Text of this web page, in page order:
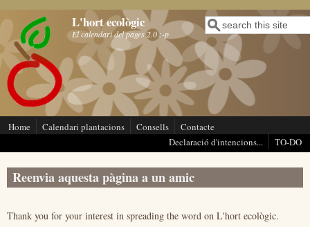
Vés al contingut L'hort ecològic
El calendari del pages 2.0 :-p Formulari de cerca
Cerca
Home Calendari plantacions Consells
Contacte
Declaració d'intencions...
TO-DO
Reenvia aquesta pàgina a un amic
Thank you for your interest in spreading the word on L'hort ecològic.